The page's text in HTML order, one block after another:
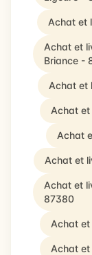
Achat et
Achat et
Briance -
Achat et
Achat
Achat
Achat et
Achat et
87380
Achat et
Achat